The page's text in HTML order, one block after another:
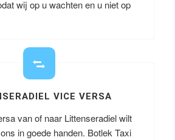
wij op u wachten en u niet op
VICE VERSA
van of naar Littenseradiel wilt
in goede handen. Botlek Taxi